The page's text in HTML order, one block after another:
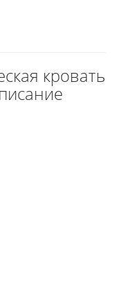
кровать